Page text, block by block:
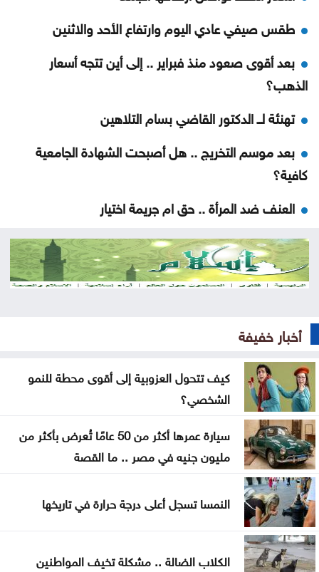
طقس صيفي عادي اليوم وارتفاع الأحد والاثنين
بعد أقوى صعود منذ فبراير .. إلى أين تتجه أسعار
الذهب؟
تهنئة لــ الدكتور القاضي بسام التلاهين
بعد موسم التخريج .. هل أصبحت الشهادة الجامعية
كافية؟
العنف ضد المرأة .. حق ام جريمة اختيار
عن تهديدات المناخ في المغرب العربي
أخيراً العالم يكتشف سبتة
من كريم خان إلى بيدرو سانشيز… كلفة الوقوف مع
فلسطين
جون إسبوزيتو ومجتمعات الإسلام: أحد آخر النبلاء
دراسة حديثة: التحدث بأكثر من لغة يبطئ الشيخوخة
البيولوجية للدماغ
لا تغيير على موعد العودة للمدارس
تركيا والسعودية وباكستان تعتزم توقيع اتفاقية دفاع
مشترك
أخبار خفيفة
كيف تتحول العزوبية إلى أقوى محطة للنمو
الشخصي؟
سيارة عمرها أكثر من 50 عامًا تُعرض بأكثر من
مليون جنيه في مصر .. ما القصة
النمسا تسجل أعلى درجة حرارة في تاريخها
الكلاب الضالة .. مشكلة تخيف المواطنين